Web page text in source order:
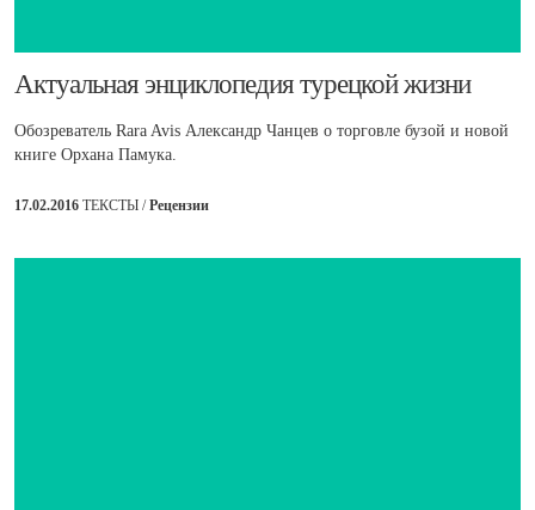
​Актуальная энциклопедия турецкой жизни
Обозреватель Rara Avis Александр Чанцев о торговле бузой и новой
книге Орхана Памука.
17.02.2016 ТЕКСТЫ /Рецензии